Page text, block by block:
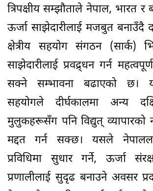
त्रिपक्षीय सम्झौताले नेपाल, भारत
ऊर्जा साझेदारीलाई मजबुत बनाउँदै
क्षेत्रीय सहयोग संगठन (सार्क)
साझेदारीलाई प्रवद्र्धन गर्न
सक्ने सम्भावना बढाएको छ।
सहयोगले दीर्घकालमा अन्य
मुलुकहरूसँग पनि विद्युत् व्यापारको
मद्दत गर्न सक्छ। यसले
प्रविधिमा सुधार गर्ने, ऊर्जा
प्रणालीलाई सुदृढ बनाउने अवसर